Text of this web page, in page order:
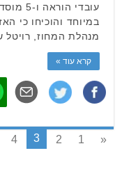
עובדי
במיוחד והוכיחו כי
מנהלת המחוז,
קרא עוד »
«
1
2
3
4